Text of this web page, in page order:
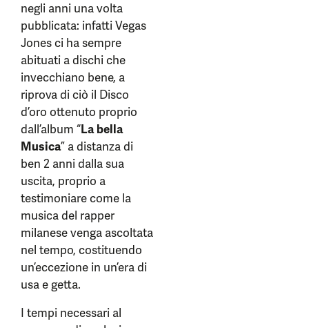
negli anni una volta
pubblicata: infatti Vegas
Jones ci ha sempre
abituati a dischi che
invecchiano bene, a
riprova di ciò il Disco
d’oro ottenuto proprio
dall’album “La bella
Musica” a distanza di
ben 2 anni dalla sua
uscita, proprio a
testimoniare come la
musica del rapper
milanese venga ascoltata
nel tempo, costituendo
un’eccezione in un’era di
usa e getta.
I tempi necessari al